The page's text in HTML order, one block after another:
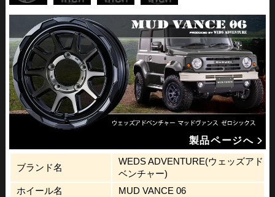
製品ページへ
ブランド名
WEDS ADVENTURE(ウェッズアド
ベンチャー)
ホイール名
MUD VANCE 06